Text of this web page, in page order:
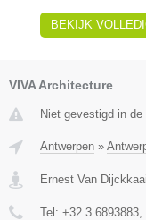
BEKIJK
VIVA Architecture
Niet gevestigd in
Antwerpen »
Ernest Van
Tel: +32 3 6893883